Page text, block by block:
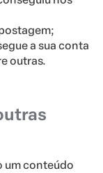
a sua conta
outras.
um conteúdo